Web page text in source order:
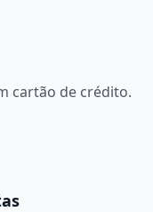
cartão de crédito.